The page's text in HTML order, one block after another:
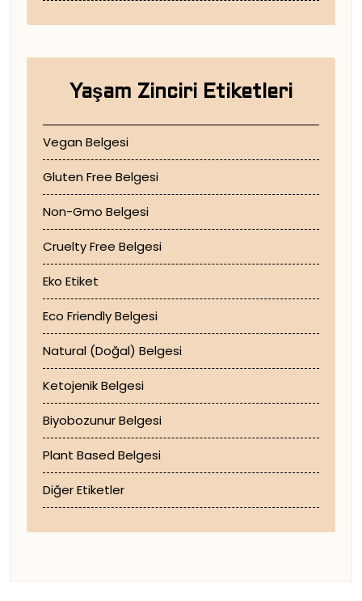
Yaşam Zinciri Etiketleri
Vegan Belgesi
Gluten Free Belgesi
Non-Gmo Belgesi
Cruelty Free Belgesi
Eko Etiket
Eco Friendly Belgesi
Natural (Doğal) Belgesi
Ketojenik Belgesi
Biyobozunur Belgesi
Plant Based Belgesi
Diğer Etiketler